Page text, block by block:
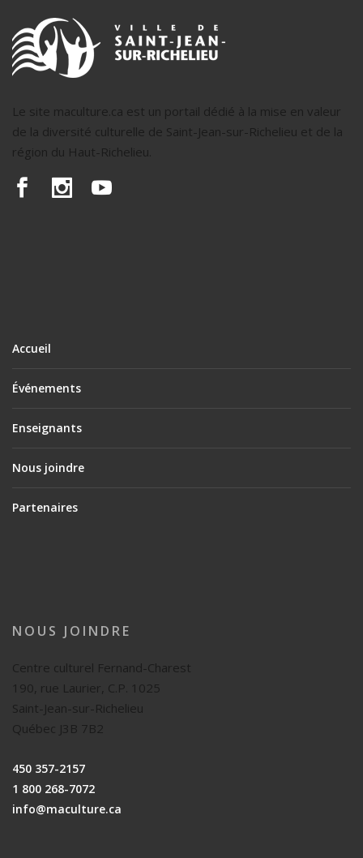
Le site maculture.ca est un portail dédié à la mise en valeur
de la diversité culturelle de Saint-Jean-sur-Richelieu et de la
région du Haut-Richelieu.
Accueil
Événements
Enseignants
Nous joindre
Partenaires
NOUS JOINDRE
Centre culturel Fernand-Charest
190, rue Laurier, C.P. 1025
Saint-Jean-sur-Richelieu
Québec J3B 7B2
450 357-2157
1 800 268-7072
info@maculture.ca